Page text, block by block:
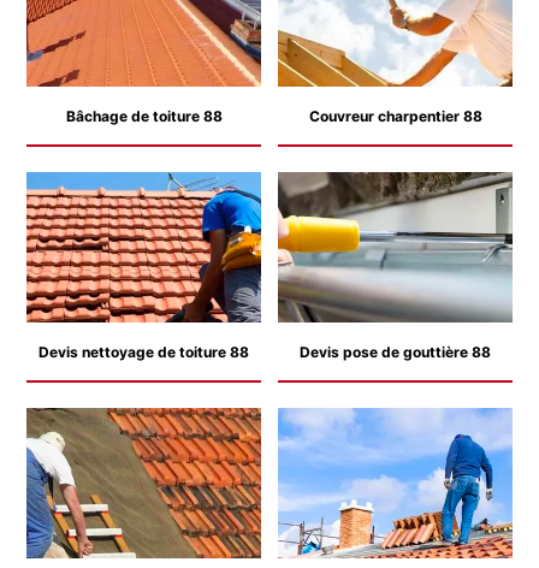
Bâchage de toiture 88 Couvreur charpentier 88
Devis nettoyage de toiture 88 Devis pose de gouttière 88